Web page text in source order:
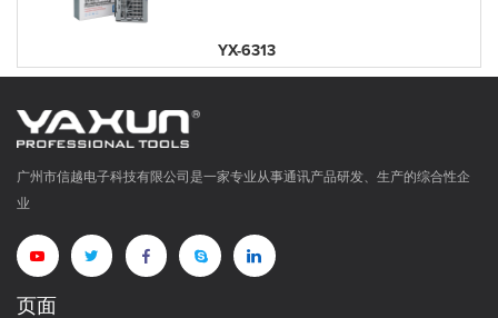
YX-6313
广州市信越电子科技有限公司是一家专业从事通讯产品研发、生产的综合性企
业
页面